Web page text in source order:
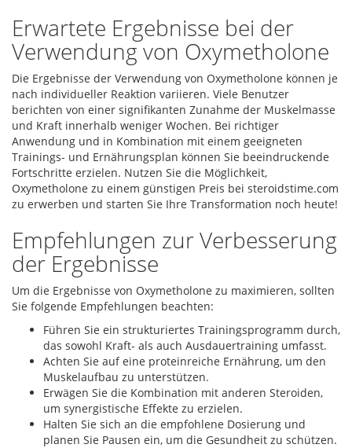
Erwartete Ergebnisse bei der
Verwendung von Oxymetholone
Die Ergebnisse der Verwendung von Oxymetholone können je
nach individueller Reaktion variieren. Viele Benutzer
berichten von einer signifikanten Zunahme der Muskelmasse
und Kraft innerhalb weniger Wochen. Bei richtiger
Anwendung und in Kombination mit einem geeigneten
Trainings- und Ernährungsplan können Sie beeindruckende
Fortschritte erzielen. Nutzen Sie die Möglichkeit,
Oxymetholone zu einem günstigen Preis bei steroidstime.com
zu erwerben und starten Sie Ihre Transformation noch heute!
Empfehlungen zur Verbesserung
der Ergebnisse
Um die Ergebnisse von Oxymetholone zu maximieren, sollten
Sie folgende Empfehlungen beachten:
Führen Sie ein strukturiertes Trainingsprogramm durch,
das sowohl Kraft- als auch Ausdauertraining umfasst.
Achten Sie auf eine proteinreiche Ernährung, um den
Muskelaufbau zu unterstützen.
Erwägen Sie die Kombination mit anderen Steroiden,
um synergistische Effekte zu erzielen.
Halten Sie sich an die empfohlene Dosierung und
planen Sie Pausen ein, um die Gesundheit zu schützen.